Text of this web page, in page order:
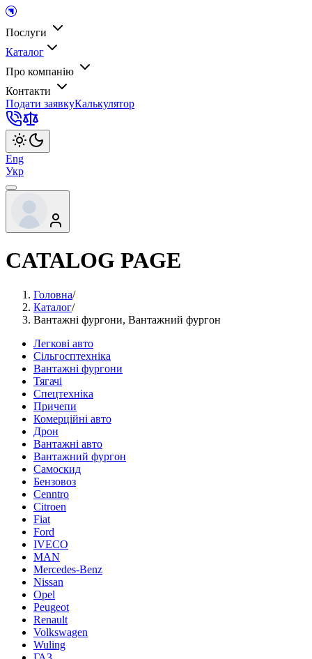
Послуги
Каталог
Про компанію
Контакти
Подати заявкуКалькулятор
Eng
Укр
CATALOG PAGE
Головна/
Каталог/
Вантажні фургони, Вантажний фургон
Легкові авто
Сільгосптехніка
Вантажні фургони
Тягачі
Спецтехніка
Причепи
Комерційні авто
Дрон
Вантажні авто
Вантажний фургон
Самоскид
Бензовоз
Cenntro
Citroen
Fiat
Ford
IVECO
MAN
Mercedes-Benz
Nissan
Opel
Peugeot
Renault
Volkswagen
Wuling